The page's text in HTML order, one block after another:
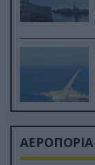
ΑΕΡΟΠΟΡΙΑ